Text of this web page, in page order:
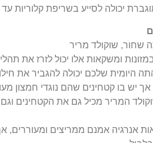
יכולה לסייע בשריפת קלוריות עד כ-10%
שחור, שוקולד מריר
ומשקאות אלו יכול לזרז את
המריר מכיל גם את הקטחינים
אנרגיה אמנם ממריצים ומעוררים,